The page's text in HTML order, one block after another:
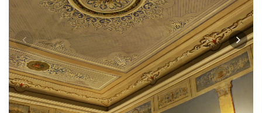
IT
ES
RU
CN